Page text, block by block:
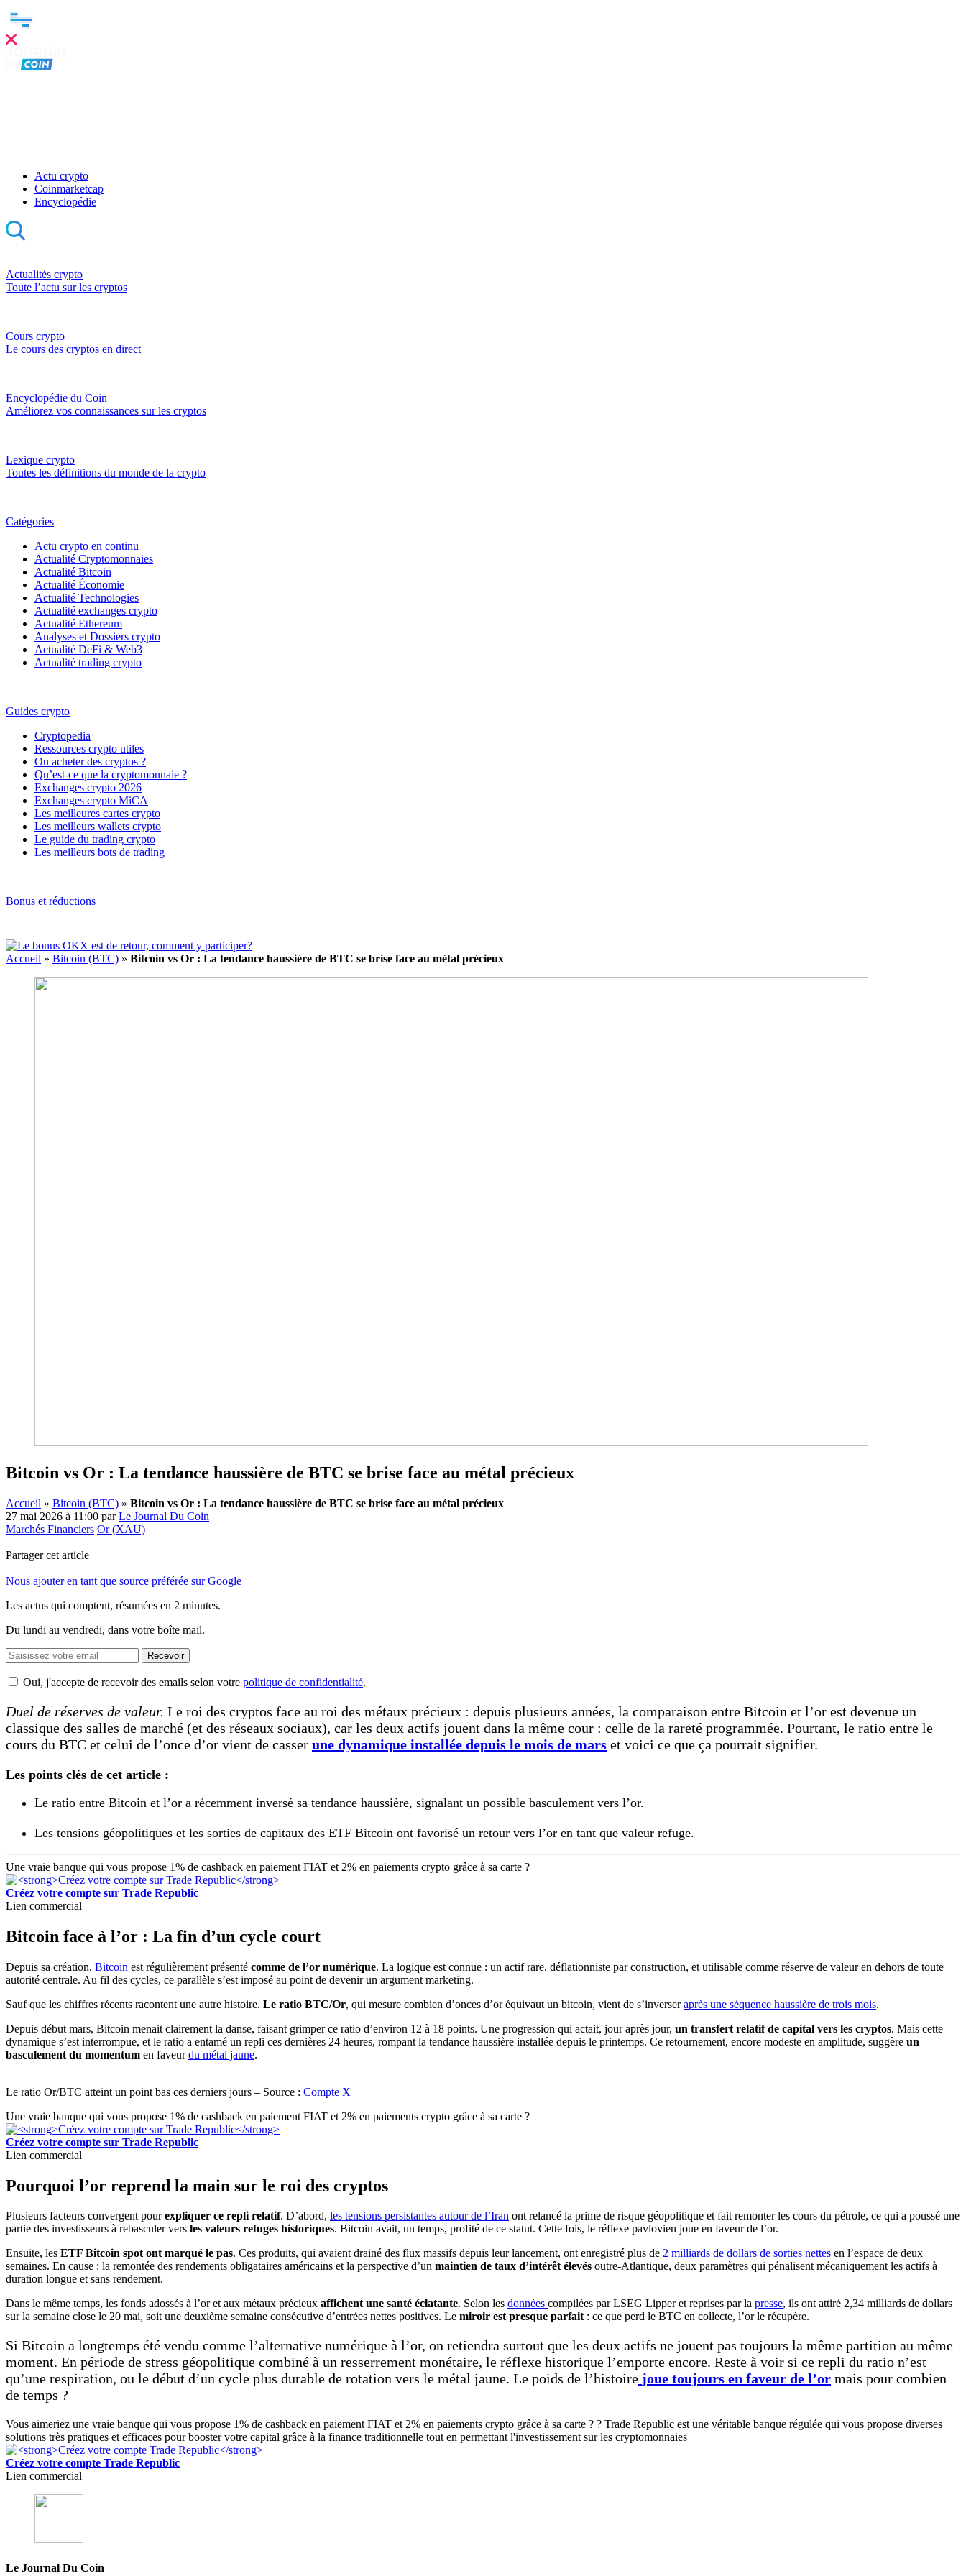
Actu crypto
Coinmarketcap
Encyclopédie
Actualités crypto
Toute l’actu sur les cryptos
Cours crypto
Le cours des cryptos en direct
Encyclopédie du Coin
Améliorez vos connaissances sur les cryptos
Lexique crypto
Toutes les définitions du monde de la crypto
Catégories
Actu crypto en continu
Actualité Cryptomonnaies
Actualité Bitcoin
Actualité Économie
Actualité Technologies
Actualité exchanges crypto
Actualité Ethereum
Analyses et Dossiers crypto
Actualité DeFi & Web3
Actualité trading crypto
Guides crypto
Cryptopedia
Ressources crypto utiles
Ou acheter des cryptos ?
Qu’est-ce que la cryptomonnaie ?
Exchanges crypto 2026
Exchanges crypto MiCA
Les meilleures cartes crypto
Les meilleurs wallets crypto
Le guide du trading crypto
Les meilleurs bots de trading
Bonus et réductions
Accueil » Bitcoin (BTC) » Bitcoin vs Or : La tendance haussière de BTC se brise face au métal précieux
Bitcoin vs Or : La tendance haussière de BTC se brise face au métal précieux
Accueil » Bitcoin (BTC) » Bitcoin vs Or : La tendance haussière de BTC se brise face au métal précieux
27 mai 2026 à 11:00 parLe Journal Du Coin
Marchés Financiers Or (XAU)
Partager cet article
Nous ajouter en tant que source préférée sur Google
Les actus qui comptent, résumées en 2 minutes.
Du lundi au vendredi, dans votre boîte mail.
Recevoir
Oui, j'accepte de recevoir des emails selon votre politique de confidentialité.
Duel de réserves de valeur. Le roi des cryptos face au roi des métaux précieux : depuis plusieurs années, la comparaison entre Bitcoin et l’or est devenue un
classique des salles de marché (et des réseaux sociaux), car les deux actifs jouent dans la même cour : celle de la rareté programmée. Pourtant, le ratio entre le
cours du BTC et celui de l’once d’or vient de casser une dynamique installée depuis le mois de mars et voici ce que ça pourrait signifier.
Les points clés de cet article :
Le ratio entre Bitcoin et l’or a récemment inversé sa tendance haussière, signalant un possible basculement vers l’or.
Les tensions géopolitiques et les sorties de capitaux des ETF Bitcoin ont favorisé un retour vers l’or en tant que valeur refuge.
Une vraie banque qui vous propose 1% de cashback en paiement FIAT et 2% en paiements crypto grâce à sa carte ?
Créez votre compte sur Trade Republic
Lien commercial
Bitcoin face à l’or : La fin d’un cycle court
Depuis sa création, Bitcoin est régulièrement présenté comme de l’or numérique. La logique est connue : un actif rare, déflationniste par construction, et utilisable comme réserve de valeur en dehors de toute
autorité centrale. Au fil des cycles, ce parallèle s’est imposé au point de devenir un argument marketing.
Sauf que les chiffres récents racontent une autre histoire. Le ratio BTC/Or, qui mesure combien d’onces d’or équivaut un bitcoin, vient de s’inverseraprès une séquence haussière de trois mois.
Depuis début mars, Bitcoin menait clairement la danse, faisant grimper ce ratio d’environ 12 à 18 points. Une progression qui actait, jour après jour, un transfert relatif de capital vers les cryptos. Mais cette
dynamique s’est interrompue, et le ratio a entamé un repli ces dernières 24 heures, rompant la tendance haussière installée depuis le printemps. Ce retournement, encore modeste en amplitude, suggère un
basculement du momentum en faveurdu métal jaune.
Le ratio Or/BTC atteint un point bas ces derniers jours – Source : Compte X
Une vraie banque qui vous propose 1% de cashback en paiement FIAT et 2% en paiements crypto grâce à sa carte ?
Créez votre compte sur Trade Republic
Lien commercial
Pourquoi l’or reprend la main sur le roi des cryptos
Plusieurs facteurs convergent pourexpliquer ce repli relatif. D’abord, les tensions persistantes autour de l’Iran ont relancé la prime de risque géopolitique et fait remonter les cours du pétrole, ce qui a poussé une
partie des investisseurs à rebasculer vers les valeurs refuges historiques. Bitcoin avait, un temps, profité de ce statut. Cette fois, le réflexe pavlovien joue en faveur de l’or.
Ensuite, les ETF Bitcoin spot ont marqué le pas. Ces produits, qui avaient drainé des flux massifs depuis leur lancement, ont enregistré plus de 2 milliards de dollars de sorties nettes en l’espace de deux
semaines. En cause : la remontée des rendements obligataires américains et la perspective d’un maintien de taux d’intérêt élevés outre-Atlantique, deux paramètres qui pénalisent mécaniquement les actifs à
duration longue et sans rendement.
Dans le même temps, les fonds adossés à l’or et aux métaux précieux affichent une santé éclatante. Selon les données compilées par LSEG Lipper et reprises par la presse, ils ont attiré 2,34 milliards de dollars
sur la semaine close le 20 mai, soit une deuxième semaine consécutive d’entrées nettes positives. Le miroir est presque parfait : ce que perd le BTC en collecte, l’or le récupère.
Si Bitcoin a longtemps été vendu comme l’alternative numérique à l’or, on retiendra surtout que les deux actifs ne jouent pas toujours la même partition au même
moment. En période de stress géopolitique combiné à un resserrement monétaire, le réflexe historique l’emporte encore. Reste à voir si ce repli du ratio n’est
qu’une respiration, ou le début d’un cycle plus durable de rotation vers le métal jaune. Le poids de l’histoire joue toujours en faveur de l’or mais pour combien
de temps ?
Vous aimeriez une vraie banque qui vous propose 1% de cashback en paiement FIAT et 2% en paiements crypto grâce à sa carte ? ? Trade Republic est une véritable banque régulée qui vous propose diverses
solutions très pratiques et efficaces pour booster votre capital grâce à la finance traditionnelle tout en permettant l'investissement sur les cryptomonnaies
Créez votre compte Trade Republic
Lien commercial
Le Journal Du Coin